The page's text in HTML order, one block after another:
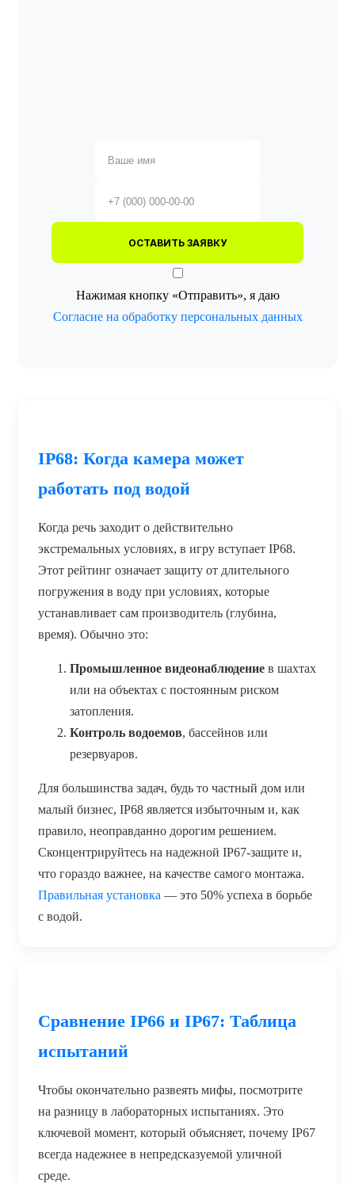
ОСТАВИТЬ ЗАЯВКУ
Нажимая кнопку «Отправить», я даю
Согласие на обработку персональных данных
IP68: Когда камера может
работать под водой
Когда речь заходит о действительно
экстремальных условиях, в игру вступает IP68.
Этот рейтинг означает защиту от длительного
погружения в воду при условиях, которые
устанавливает сам производитель (глубина,
время). Обычно это:
Промышленное видеонаблюдение в шахтах
или на объектах с постоянным риском
затопления.
Контроль водоемов, бассейнов или
резервуаров.
Для большинства задач, будь то частный дом или
малый бизнес, IP68 является избыточным и, как
правило, неоправданно дорогим решением.
Сконцентрируйтесь на надежной IP67-защите и,
что гораздо важнее, на качестве самого монтажа.
Правильная установка — это 50% успеха в борьбе
с водой.
Сравнение IP66 и IP67: Таблица
испытаний
Чтобы окончательно развеять мифы, посмотрите
на разницу в лабораторных испытаниях. Это
ключевой момент, который объясняет, почему IP67
всегда надежнее в непредсказуемой уличной
среде.